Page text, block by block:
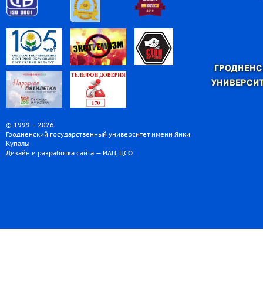
© 1999 – 2026
Гродненский государственный университет имени Янки
Купалы
Дизайн и разработка сайта — ИАЦ, ЦСО